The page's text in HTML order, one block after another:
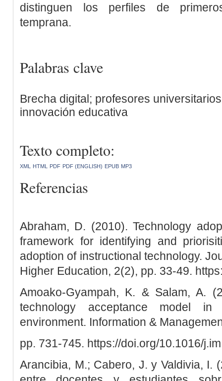
distinguen los perfiles de
temprana.
Palabras clave
Brecha digital; profesores
innovación educativa
Texto completo:
XML HTML PDF PDF (ENGLISH) EPUB MP3
Referencias
Abraham, D. (2010). Technology
framework for identifying and
adoption of instructional technology.
Higher Education, 2(2), pp. 33-49.
Amoako-Gyampah, K. & Salam, A.
technology acceptance model in
environment. Information &
pp. 731-745. https://doi.org/10.1016/
Arancibia, M.; Cabero, J. y Valdivia, I.